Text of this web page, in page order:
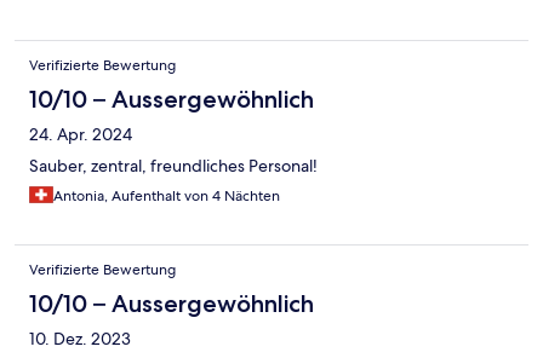
Verifizierte Bewertung
10/10 – Aussergewöhnlich
24. Apr. 2024
Sauber, zentral, freundliches Personal!
Antonia, Aufenthalt von 4 Nächten
Verifizierte Bewertung
10/10 – Aussergewöhnlich
10. Dez. 2023